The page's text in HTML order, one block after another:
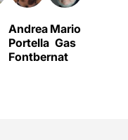
Andrea
Portella
Fontbernat
Mario
Gas